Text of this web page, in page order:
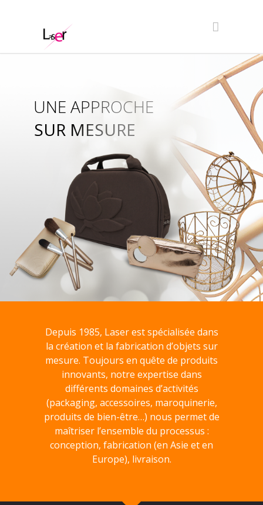
SUR MESURE
UNE APPROCHE
Depuis 1985, Laser est spécialisée dans
la création et la fabrication d’objets sur
mesure. Toujours en quête de produits
innovants, notre expertise dans
différents domaines d’activités
(packaging, accessoires, maroquinerie,
produits de bien-être…) nous permet de
maîtriser l’ensemble du processus :
conception, fabrication (en Asie et en
Europe), livraison.